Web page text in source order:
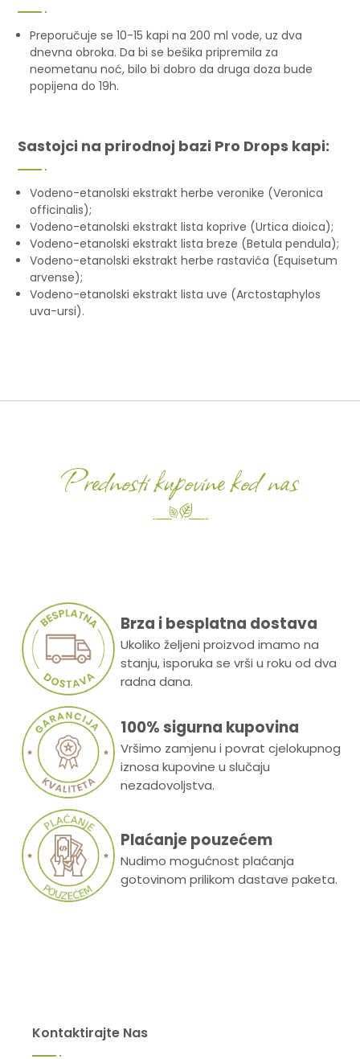
Preporučuje se 10-15 kapi na 200 ml vode, uz dva
dnevna obroka. Da bi se bešika pripremila za
neometanu noć, bilo bi dobro da druga doza bude
popijena do 19h.
Sastojci na prirodnoj bazi Pro Drops kapi:
Vodeno-etanolski ekstrakt herbe veronike (Veronica
officinalis);
Vodeno-etanolski ekstrakt lista koprive (Urtica dioica);
Vodeno-etanolski ekstrakt lista breze (Betula pendula);
Vodeno-etanolski ekstrakt herbe rastavića (Equisetum
arvense);
Vodeno-etanolski ekstrakt lista uve (Arctostaphylos
uva-ursi).
Prednosti kupovine kod nas
Brza i besplatna dostava
Ukoliko željeni proizvod imamo na
stanju, isporuka se vrši u roku od dva
radna dana.
100% sigurna kupovina
Vršimo zamjenu i povrat cjelokupnog
iznosa kupovine u slučaju
nezadovoljstva.
Plaćanje pouzećem
Nudimo mogućnost plaćanja
gotovinom prilikom dastave paketa.
Kontaktirajte Nas